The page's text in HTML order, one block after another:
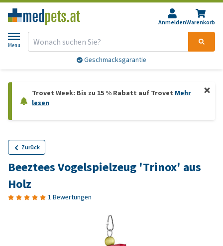
AnmeldenWarenkorb
Menu
Geschmacksgarantie
Trovet Week: Bis zu 15 % Rabatt auf Trovet Mehr
lesen
Zurück
Beeztees Vogelspielzeug 'Trinox' aus
Holz
1 Bewertungen